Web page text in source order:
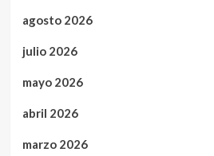
agosto 2026
julio 2026
mayo 2026
abril 2026
marzo 2026